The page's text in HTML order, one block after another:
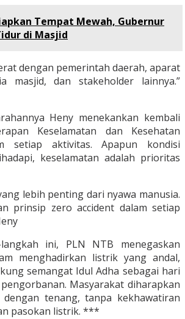
Tempat Mewah, Gubernur
di Masjid
dengan pemerintah daerah, aparat
masjid, dan stakeholder lainnya.”
Heny menekankan kembali
Keselamatan dan Kesehatan
setiap aktivitas. Apapun kondisi
keselamatan adalah prioritas
lebih penting dari nyawa manusia.
prinsip zero accident dalam setiap
ini, PLN NTB menegaskan
menghadirkan listrik yang andal,
semangat Idul Adha sebagai hari
Masyarakat diharapkan
dengan tenang, tanpa kekhawatiran
pasokan listrik. ***